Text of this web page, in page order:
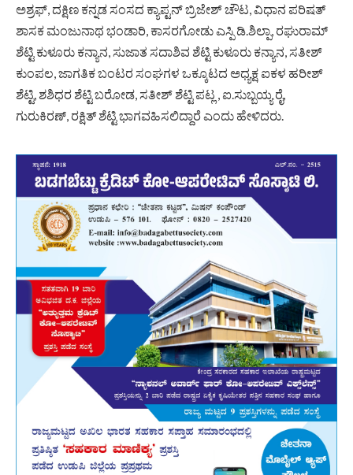
ಅಶ್ರಫ್, ದಕ್ಷಿಣ ಕನ್ನಡ ಸಂಸದ ಕ್ಯಾಪ್ಟನ್ ಬ್ರಿಜೇಶ್ ಚೌಟ, ವಿಧಾನ ಪರಿಷತ್
ಶಾಸಕ ಮಂಜುನಾಥ ಭಂಡಾರಿ, ಕಾಸರಗೋಡು ಎಸ್ಪಿ ಡಿ.ಶಿಲ್ಪಾ, ರಘುರಾಮ್
ಶೆಟ್ಟಿ ಕುಳೂರು ಕನ್ಯಾನ, ಸುಜಾತ ಸದಾಶಿವ ಶೆಟ್ಟಿ ಕುಳೂರು ಕನ್ಯಾನ, ಸತೀಶ್
ಕುಂಪಲ, ಜಾಗತಿಕ ಬಂಟರ ಸಂಘಗಳ ಒಕ್ಕೂಟದ ಅಧ್ಯಕ್ಷ ಐಕಳ ಹರೀಶ್
ಶೆಟ್ಟಿ, ಶಶಿಧರ ಶೆಟ್ಟಿ ಬರೋಡ, ಸತೀಶ್ ಶೆಟ್ಟಿ ಪಟ್ಲ , ಐ.ಸುಬ್ಬಯ್ಯ ರೈ,
ಗುರುಕಿರಣ್, ರಕ್ಷಿತ್ ಶೆಟ್ಟಿ ಭಾಗವಹಿಸಲಿದ್ದಾರೆ ಎಂದು ಹೇಳಿದರು.